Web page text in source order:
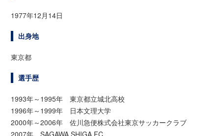
1977年12月14日
出身地
東京都
選手歴
1993年～1995年 東京都立城北高校
1996年～1999年 日本文理大学
2000年～2006年 佐川急便株式会社東京サッカークラブ